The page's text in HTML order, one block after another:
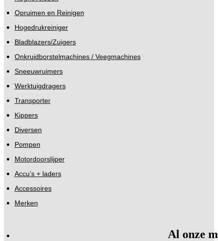
Opruimen en Reinigen
Hogedrukreiniger
Bladblazers/Zuigers
Onkruidborstelmachines / Veegmachines
Sneeuwruimers
Werktuigdragers
Transporter
Kippers
Diversen
Pompen
Motordoorslijper
Accu’s + laders
Accessoires
Merken
Al onze